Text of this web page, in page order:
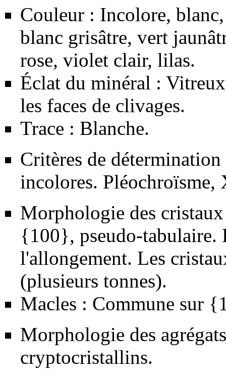
Couleur : Incolore,
blanc grisâtre, vert
rose, violet clair, lilas.
Éclat du minéral :
les faces de clivages.
Trace : Blanche.
Critères de
incolores.
Morphologie des
{100}, pseudo-tabulaire.
l'allongement. Les
(plusieurs tonnes).
Macles : Commune sur
Morphologie des
cryptocristallins.